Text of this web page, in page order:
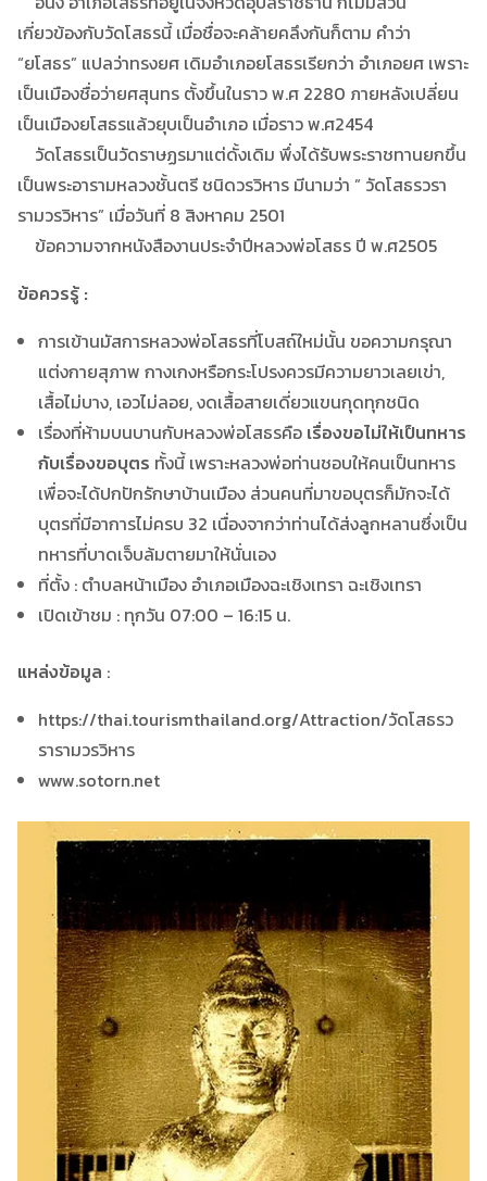
เกี่ยวข้องกับวัดโสธรนี้ เมื่อชื่อจะคล้ายคลึงกันก็ตาม คำว่า
“ยโสธร” แปลว่าทรงยศ เดิมอำเภอยโสธรเรียกว่า อำเภอยศ เพราะ
เป็นเมืองชื่อว่ายศสุนทร ตั้งขึ้นในราว พ.ศ 2280 ภายหลังเปลี่ยน
เป็นเมืองยโสธรแล้วยุบเป็นอำเภอ เมื่อราว พ.ศ2454
วัดโสธรเป็นวัดราษฏรมาแต่ดั้งเดิม พึ่งได้รับพระราชทานยกขึ้น
เป็นพระอารามหลวงชั้นตรี ชนิดวรวิหาร มีนามว่า ” วัดโสธรวรา
รามวรวิหาร” เมื่อวันที่ 8 สิงหาคม 2501
ข้อความจากหนังสืองานประจำปีหลวงพ่อโสธร ปี พ.ศ2505
ข้อควรรู้ :
การเข้านมัสการหลวงพ่อโสธรที่โบสถ์ใหม่นั้น ขอความกรุณา
แต่งกายสุภาพ กางเกงหรือกระโปรงควรมีความยาวเลยเข่า,
เสื้อไม่บาง, เอวไม่ลอย, งดเสื้อสายเดี่ยวแขนกุดทุกชนิด
เรื่องที่ห้ามบนบานกับหลวงพ่อโสธรคือ เรื่องขอไม่ให้เป็นทหาร
กับเรื่องขอบุตร ทั้งนี้ เพราะหลวงพ่อท่านชอบให้คนเป็นทหาร
เพื่อจะได้ปกปักรักษาบ้านเมือง ส่วนคนที่มาขอบุตรก็มักจะได้
บุตรที่มีอาการไม่ครบ 32 เนื่องจากว่าท่านได้ส่งลูกหลานซึ่งเป็น
ทหารที่บาดเจ็บล้มตายมาให้นั่นเอง
ที่ตั้ง : ตำบลหน้าเมือง อำเภอเมืองฉะเชิงเทรา ฉะเชิงเทรา
เปิดเข้าชม : ทุกวัน 07:00 – 16:15 น.
แหล่งข้อมูล :
https://thai.tourismthailand.org/Attraction/วัดโสธรว
รารามวรวิหาร
www.sotorn.net